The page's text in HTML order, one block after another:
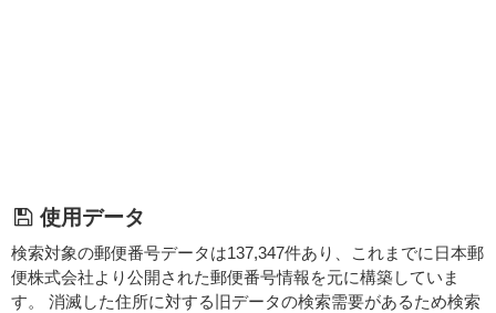
使用データ
検索対象の郵便番号データは137,347件あり、これまでに日本郵
便株式会社より公開された郵便番号情報を元に構築していま
す。 消滅した住所に対する旧データの検索需要があるため検索